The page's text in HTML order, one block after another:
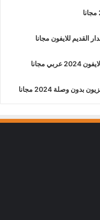
مجانا
وصلة 2024 مجانا